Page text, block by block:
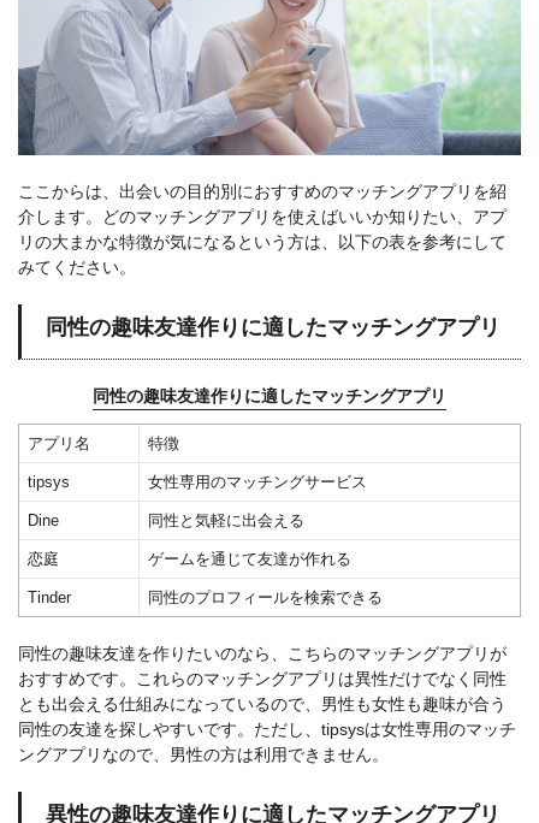
ここからは、出会いの目的別におすすめのマッチングアプリを紹
介します。どのマッチングアプリを使えばいいか知りたい、アプ
リの大まかな特徴が気になるという方は、以下の表を参考にして
みてください。
同性の趣味友達作りに適したマッチングアプリ
同性の趣味友達作りに適したマッチングアプリ
アプリ名 特徴
tipsys 女性専用のマッチングサービス
Dine 同性と気軽に出会える
恋庭 ゲームを通じて友達が作れる
Tinder 同性のプロフィールを検索できる
同性の趣味友達を作りたいのなら、こちらのマッチングアプリが
おすすめです。これらのマッチングアプリは異性だけでなく同性
とも出会える仕組みになっているので、男性も女性も趣味が合う
同性の友達を探しやすいです。ただし、tipsysは女性専用のマッチ
ングアプリなので、男性の方は利用できません。
異性の趣味友達作りに適したマッチングアプリ